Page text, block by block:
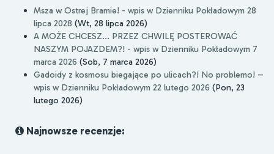
Msza w Ostrej Bramie! - wpis w Dzienniku Pokładowym 28
lipca 2028 (Wt, 28 lipca 2026)
A MOŻE CHCESZ... PRZEZ CHWILĘ POSTEROWAĆ
NASZYM POJAZDEM?! - wpis w Dzienniku Pokładowym 7
marca 2026 (Sob, 7 marca 2026)
Gadoidy z kosmosu biegające po ulicach?! No problemo! –
wpis w Dzienniku Pokładowym 22 lutego 2026 (Pon, 23
lutego 2026)
Najnowsze recenzje: